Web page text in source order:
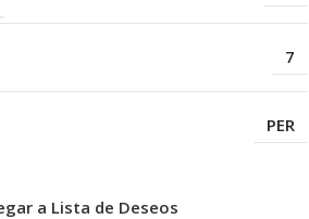
7
PER
a Lista de Deseos